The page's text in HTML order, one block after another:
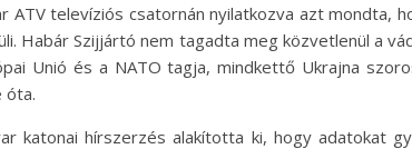
ATV televíziós csatornán nyilatkozva azt mondta,
Habár Szijjártó nem tagadta meg közvetlenül a
Unió és a NATO tagja, mindkettő Ukrajna
óta.
katonai hírszerzés alakította ki, hogy adatokat